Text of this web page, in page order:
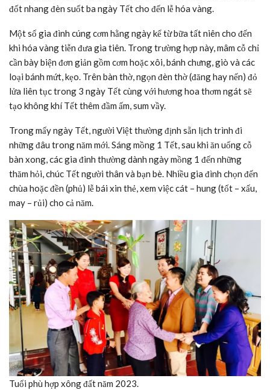
đốt nhang đèn suốt ba ngày Tết cho đến lễ hóa vàng.
Một số gia đình cúng cơm hằng ngày kể từ bữa tất niên cho đến
khi hóa vàng tiễn đưa gia tiên. Trong trường hợp này, mâm cỗ chỉ
cần bày biện đơn giản gồm cơm hoặc xôi, bánh chưng, giò và các
loại bánh mứt, kẹo. Trên bàn thờ, ngọn đèn thờ (đăng hay nến) đỏ
lửa liên tục trong 3 ngày Tết cùng với hương hoa thơm ngát sẽ
tạo không khí Tết thêm đầm ấm, sum vầy.
Trong mấy ngày Tết, người Việt thường định sẵn lịch trình đi
những đâu trong năm mới. Sáng mồng 1 Tết, sau khi ăn uống cỗ
bàn xong, các gia đình thường dành ngày mồng 1 đến những
thăm hỏi, chúc Tết người thân và bạn bè. Nhiều gia đình chọn đến
chùa hoặc đền (phủ) lễ bái xin thẻ, xem việc cát – hung (tốt – xấu,
may – rủi) cho cả năm.
Tuổi phù hợp xông đất năm 2023.